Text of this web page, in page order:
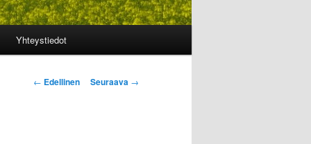
Yhteystiedot
Artikkelien
← Edellinen Seuraava →